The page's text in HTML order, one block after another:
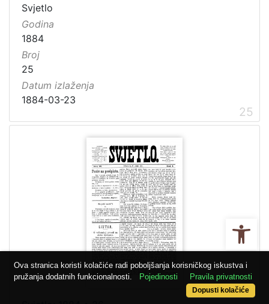
Svjetlo
Godina
1884
Broj
25
Datum izlaženja
1884-03-23
25
Ova stranica koristi kolačiće radi poboljšanja korisničkog iskustva i
pružanja dodatnih funkcionalnosti.
Pojedinosti Pravila privatnosti
Dopusti kolačiće